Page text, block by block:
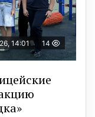
14:01 14